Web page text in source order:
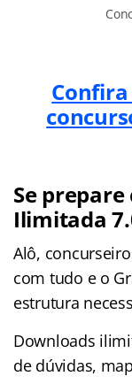
Se
Ilimitada
Alô,
com tudo e o
estrutura
Downloads
de dúvidas,